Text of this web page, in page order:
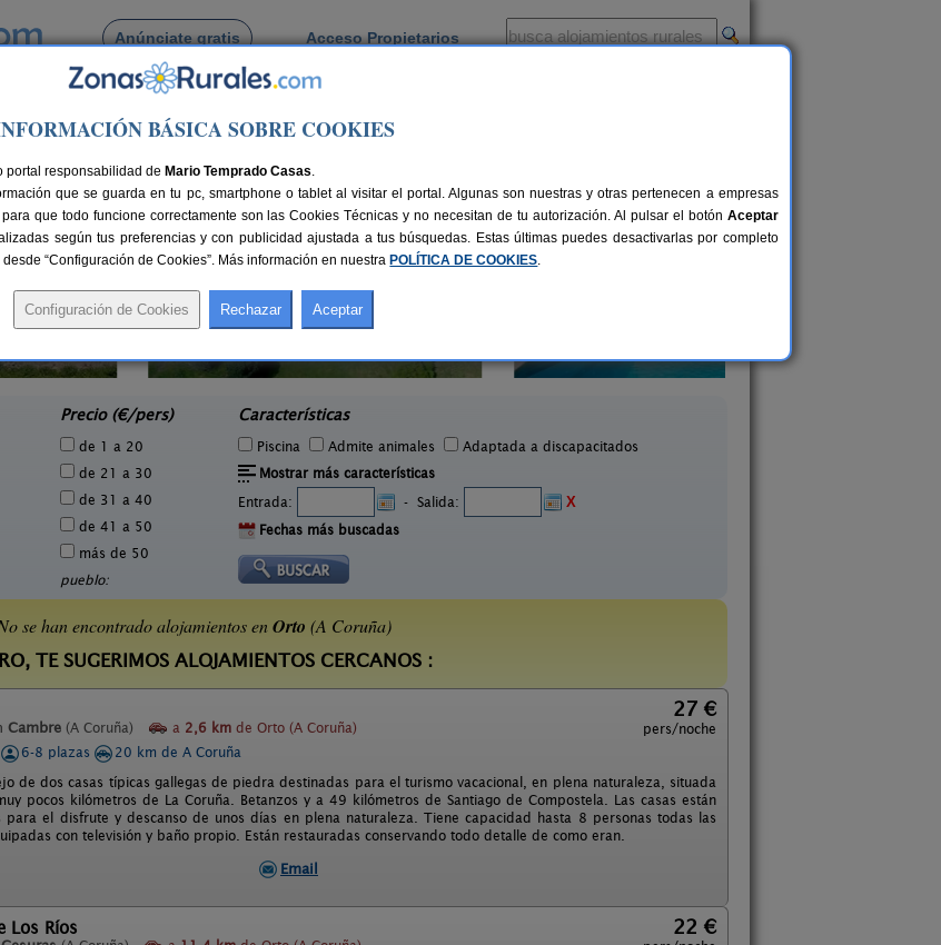
Anúnciate gratis Acceso Propietarios
Busca por pueblo
Aldea Lamacido
Precio (€/pers)
de 1 a 20
de 21 a 30
de 31 a 40
de 41 a 50
más de 50
pueblo:
Características
Piscina Admite animales
Adaptada a discapacitados
Mostrar más características
Entrada:
- Salida:
X
Fechas más buscadas
se han encontrado alojamientos enOrto (A Coruña)
TE SUGERIMOS ALOJAMIENTOS CERCANOS :
Cambre (A Coruña) a 2,6 km de Orto (A Coruña)
27 €
pers/noche
6-8 plazas
20 km de A Coruña
de dos casas típicas gallegas de piedra destinadas para el turismo vacacional, en plena naturaleza, situada
pocos kilómetros de La Coruña. Betanzos y a 49 kilómetros de Santiago de Compostela. Las casas están
para el disfrute y descanso de unos días en plena naturaleza. Tiene capacidad hasta 8 personas todas las
con televisión y baño propio. Están restauradas conservando todo detalle de como eran.
Email
Los Ríos 22 €
BÁSICA SOBRE COOKIES
portal responsabilidad de Mario Temprado Casas.
que se guarda en tu pc, smartphone o tablet al visitar el portal. Algunas son nuestras y otras pertenecen a empresas
que todo funcione correctamente son las Cookies Técnicas y no necesitan de tu autorización. Al pulsar el botón Aceptar
según tus preferencias y con publicidad ajustada a tus búsquedas. Estas últimas puedes desactivarlas por completo
“Configuración de Cookies”. Más información en nuestra POLÍTICA DE COOKIES.